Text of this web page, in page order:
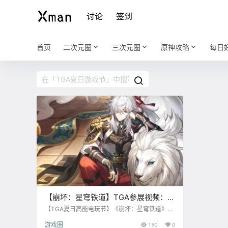
讨论 签到
首页 二次元圈 三次元圈 原神攻略 每日
【崩坏：星穹铁道】TGA参展视频：
「致将启程的你」
【TGA夏日高能电玩节】《崩坏：星穹铁道》参
洋， 祝愿你的旅途遥远漫长。 中文CV： 卡芙卡
游戏圈 190 0